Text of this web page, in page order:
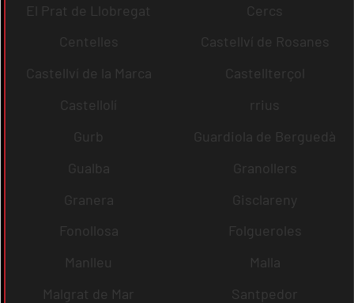
El Prat de Llobregat
Cercs
Centelles
Castellví de Rosanes
Castellví de la Marca
Castellterçol
Castellolí
rrius
Gurb
Guardiola de Berguedà
Gualba
Granollers
Granera
Gisclareny
Fonollosa
Folgueroles
Manlleu
Malla
Malgrat de Mar
Santpedor